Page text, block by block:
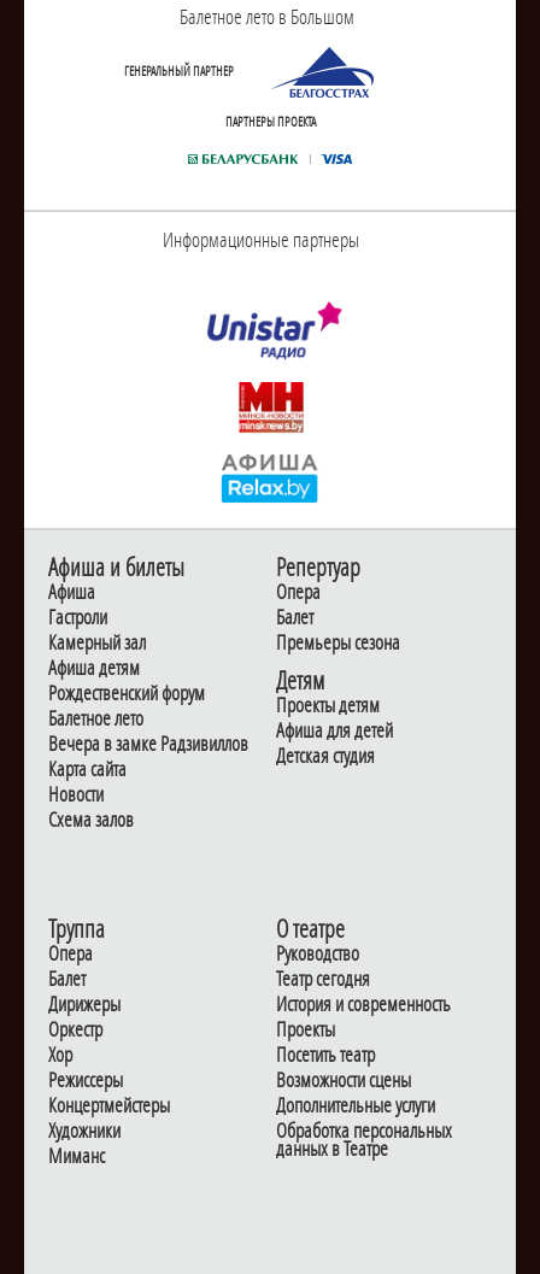
Балетное лето в Большом
ГЕНЕРАЛЬНЫЙ ПАРТНЕР
ПАРТНЕРЫ ПРОЕКТА
Информационные партнеры
Афиша и билеты
Афиша
Гастроли
Камерный зал
Афиша детям
Рождественский форум
Балетное лето
Вечера в замке Радзивиллов
Карта сайта
Новости
Схема залов
Репертуар
Опера
Балет
Премьеры сезона
Детям
Проекты детям
Афиша для детей
Детская студия
Труппа
Опера
Балет
Дирижеры
Оркестр
Хор
Режиссеры
Концертмейстеры
Художники
Миманс
О театре
Руководство
Театр сегодня
История и современность
Проекты
Посетить театр
Возможности сцены
Дополнительные услуги
Обработка персональных
данных в Театре